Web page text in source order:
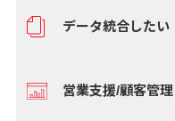
データ統合したい
営業支援/顧客管